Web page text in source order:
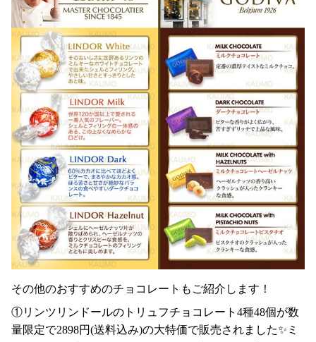
その他のおすすめのチョコレートもご紹介します！
①リンツリンドールのトリュフチョコレート4種48個が数
量限定で2898円(送料込み)の大特価で販売されました✨ミ